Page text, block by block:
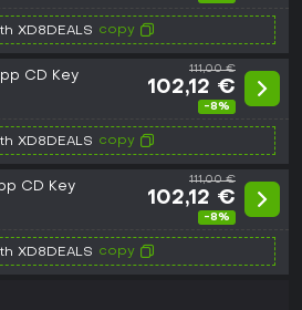
XD8DEALS copy
CD Key 111,00 €
102,12 €
-8%
XD8DEALS copy
CD Key 111,00 €
102,12 €
-8%
XD8DEALS copy